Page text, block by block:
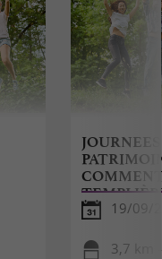
19/09/
3,7 km